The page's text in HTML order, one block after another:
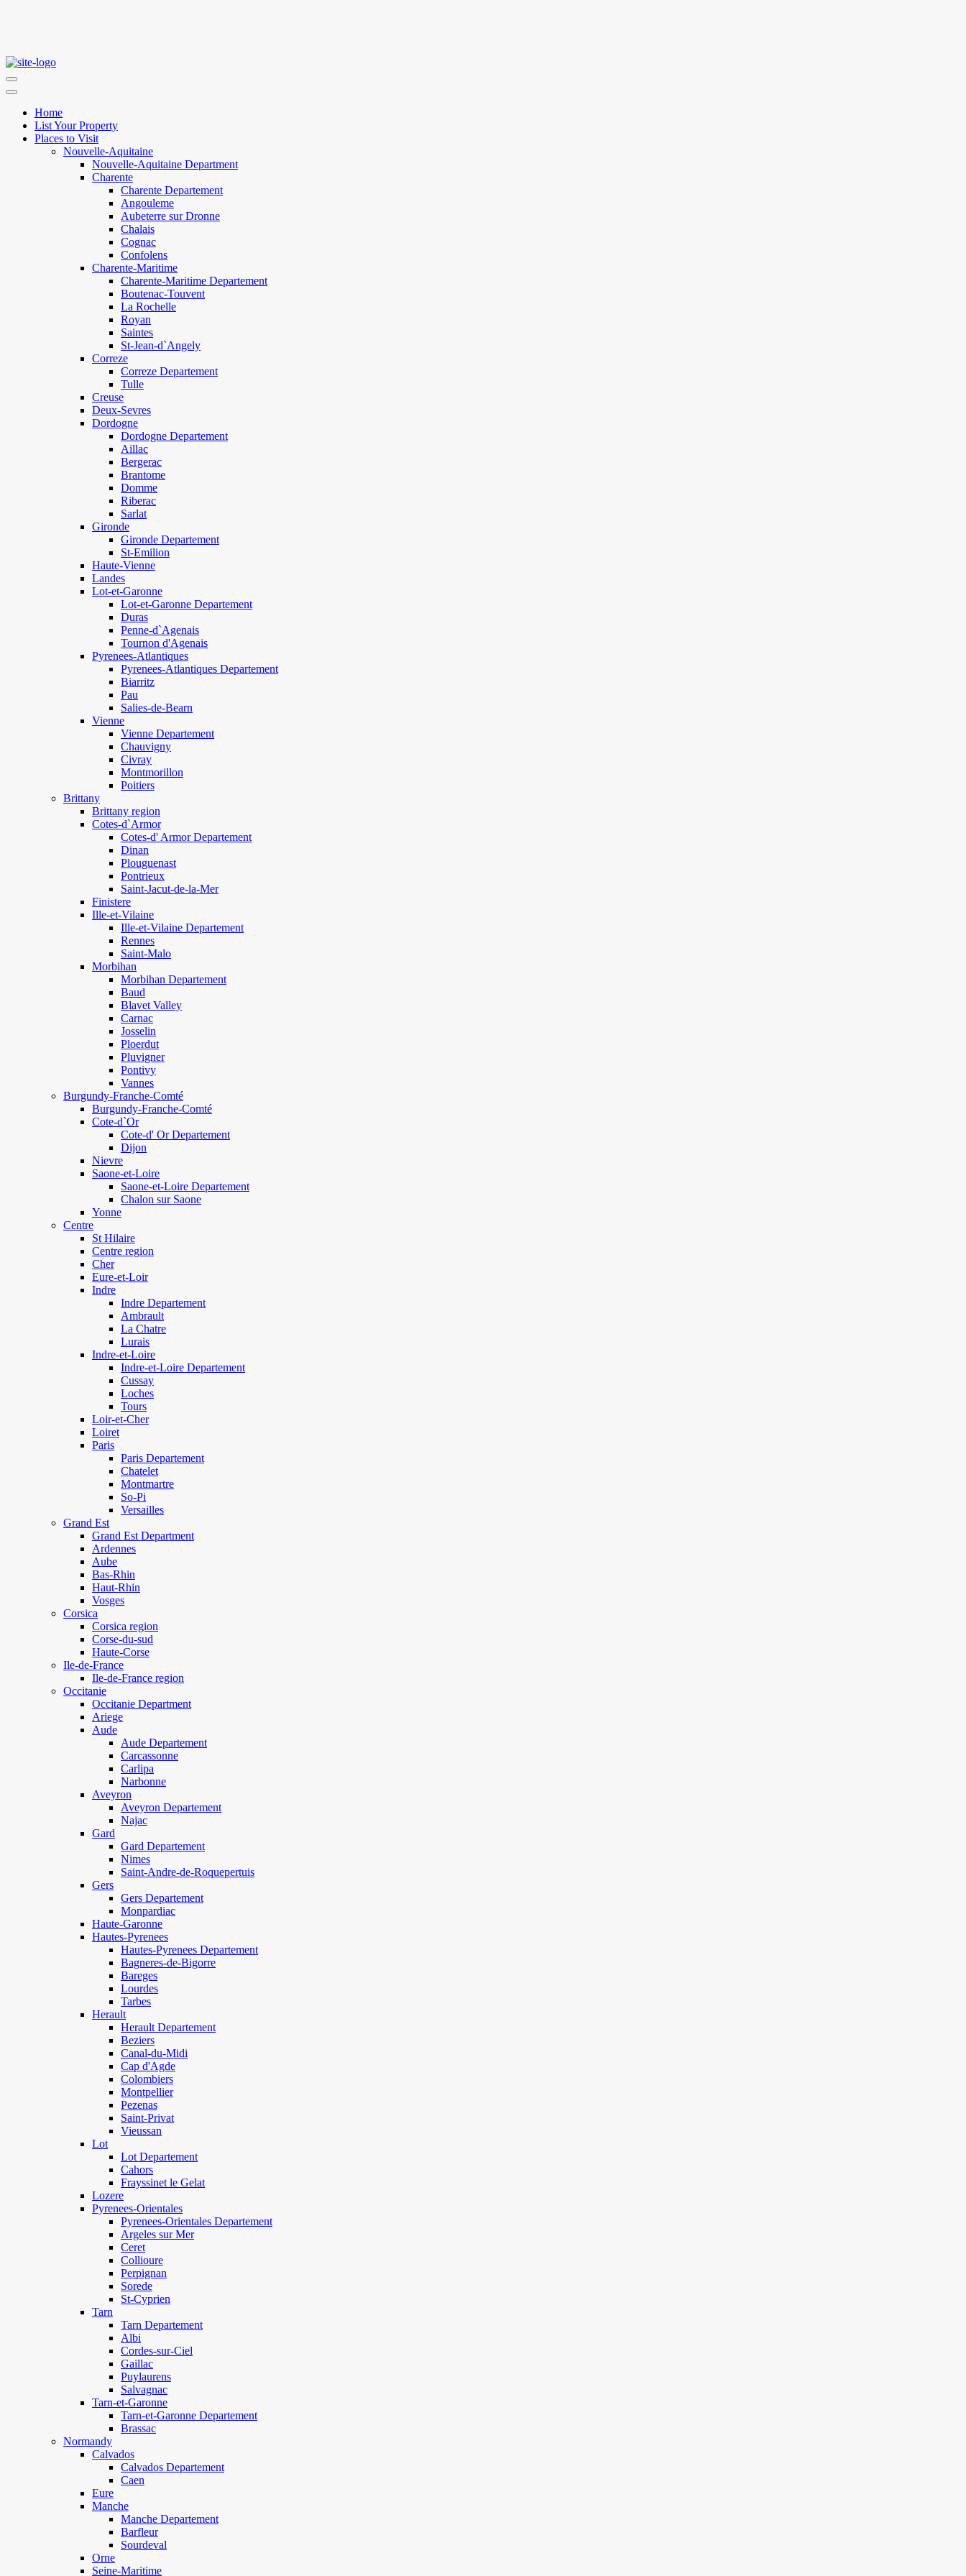
Home
List Your Property
Places to Visit
Nouvelle-Aquitaine
Nouvelle-Aquitaine Department
Charente
Charente Departement
Angouleme
Aubeterre sur Dronne
Chalais
Cognac
Confolens
Charente-Maritime
Charente-Maritime Departement
Boutenac-Touvent
La Rochelle
Royan
Saintes
St-Jean-d`Angely
Correze
Correze Departement
Tulle
Creuse
Deux-Sevres
Dordogne
Dordogne Departement
Aillac
Bergerac
Brantome
Domme
Riberac
Sarlat
Gironde
Gironde Departement
St-Emilion
Haute-Vienne
Landes
Lot-et-Garonne
Lot-et-Garonne Departement
Duras
Penne-d`Agenais
Tournon d'Agenais
Pyrenees-Atlantiques
Pyrenees-Atlantiques Departement
Biarritz
Pau
Salies-de-Bearn
Vienne
Vienne Departement
Chauvigny
Civray
Montmorillon
Poitiers
Brittany
Brittany region
Cotes-d`Armor
Cotes-d' Armor Departement
Dinan
Plouguenast
Pontrieux
Saint-Jacut-de-la-Mer
Finistere
Ille-et-Vilaine
Ille-et-Vilaine Departement
Rennes
Saint-Malo
Morbihan
Morbihan Departement
Baud
Blavet Valley
Carnac
Josselin
Ploerdut
Pluvigner
Pontivy
Vannes
Burgundy-Franche-Comté
Burgundy-Franche-Comté
Cote-d`Or
Cote-d' Or Departement
Dijon
Nievre
Saone-et-Loire
Saone-et-Loire Departement
Chalon sur Saone
Yonne
Centre
St Hilaire
Centre region
Cher
Eure-et-Loir
Indre
Indre Departement
Ambrault
La Chatre
Lurais
Indre-et-Loire
Indre-et-Loire Departement
Cussay
Loches
Tours
Loir-et-Cher
Loiret
Paris
Paris Departement
Chatelet
Montmartre
So-Pi
Versailles
Grand Est
Grand Est Department
Ardennes
Aube
Bas-Rhin
Haut-Rhin
Vosges
Corsica
Corsica region
Corse-du-sud
Haute-Corse
Ile-de-France
Ile-de-France region
Occitanie
Occitanie Department
Ariege
Aude
Aude Departement
Carcassonne
Carlipa
Narbonne
Aveyron
Aveyron Departement
Najac
Gard
Gard Departement
Nimes
Saint-Andre-de-Roquepertuis
Gers
Gers Departement
Monpardiac
Haute-Garonne
Hautes-Pyrenees
Hautes-Pyrenees Departement
Bagneres-de-Bigorre
Bareges
Lourdes
Tarbes
Herault
Herault Departement
Beziers
Canal-du-Midi
Cap d'Agde
Colombiers
Montpellier
Pezenas
Saint-Privat
Vieussan
Lot
Lot Departement
Cahors
Frayssinet le Gelat
Lozere
Pyrenees-Orientales
Pyrenees-Orientales Departement
Argeles sur Mer
Ceret
Collioure
Perpignan
Sorede
St-Cyprien
Tarn
Tarn Departement
Albi
Cordes-sur-Ciel
Gaillac
Puylaurens
Salvagnac
Tarn-et-Garonne
Tarn-et-Garonne Departement
Brassac
Normandy
Calvados
Calvados Departement
Caen
Eure
Manche
Manche Departement
Barfleur
Sourdeval
Orne
Seine-Maritime